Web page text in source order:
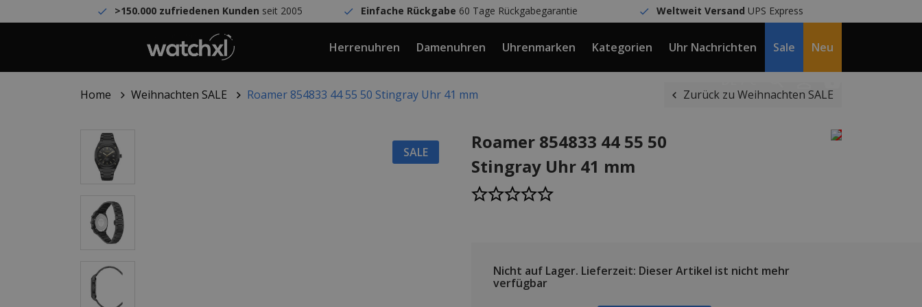
>150.000 zufriedenen Kunden seit 2005 Einfache Rückgabe 60 Tage Rückgabegarantie Weltweit Versand UPS Express
Herrenuhren Damenuhren Uhrenmarken Kategorien Uhr Nachrichten Sale Neu
Home Weihnachten SALE Roamer 854833 44 55 50 Stingray Uhr 41 mm Zurück zu Weihnachten SALE
SALE
Roamer 854833 44 55 50
Stingray Uhr 41 mm
Nicht auf Lager. Lieferzeit: Dieser Artikel ist nicht mehr
verfügbar